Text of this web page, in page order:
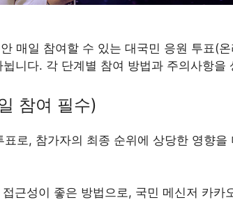
매일 참여할 수 있는 대국민 응원 투표(
뉩니다. 각 단계별 참여 방법과 주의사항을
참여 필수)
로, 참가자의 최종 순위에 상당한 영향을
접근성이 좋은 방법으로, 국민 메신저 카카